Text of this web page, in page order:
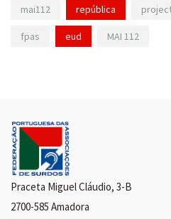
mai112 república
fpas eud MAI 112
Praceta Miguel Cláudio, 3-B
2700-585 Amadora